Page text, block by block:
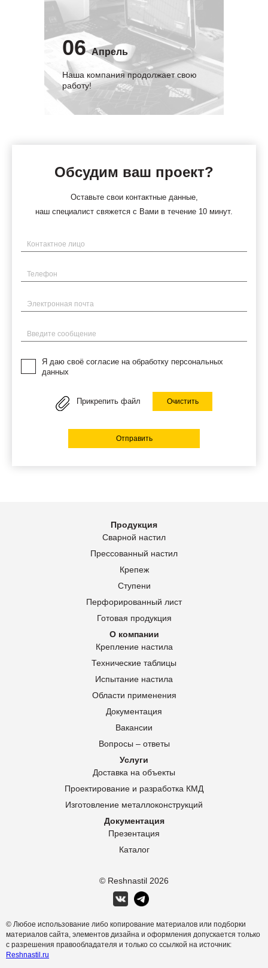
06 Апрель
Наша компания продолжает свою
работу!
Обсудим ваш проект?
Оставьте свои контактные данные,
наш специалист свяжется с Вами в течение 10 минут.
Имя
Телефон
Электронная почта
Введите сообщение
Я даю своё согласие на обработку персональных
данных
Прикрепить файл Очистить
Отправить
© Reshnastil 2026
Продукция
Сварной настил
Прессованный настил
Крепеж
Ступени
Перфорированный лист
Готовая продукция
О компании
Крепление настила
Технические таблицы
Испытание настила
Области применения
Документация
Вакансии
Вопросы – ответы
Услуги
Доставка на объекты
Проектирование и разработка КМД
Изготовление металлоконструкций
Документация
Презентация
Каталог
© Любое использование либо копирование материалов или подборки
материалов сайта, элементов дизайна и оформления допускается только
с разрешения правообладателя и только со ссылкой на источник:
Reshnastil.ru